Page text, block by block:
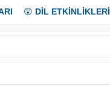
😲 DİL ETKİNLİKLERİ